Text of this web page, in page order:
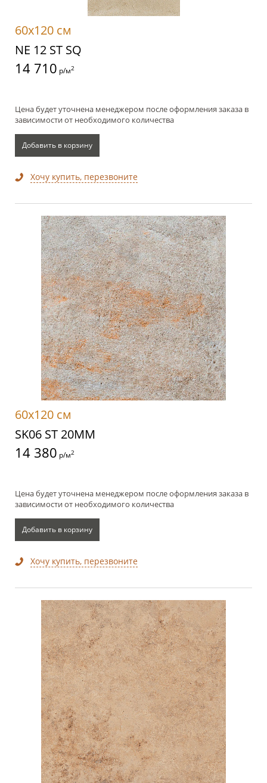
60x120 см
NE 12 ST SQ
14 710 р/м2
Цена будет уточнена менеджером после оформления заказа в
зависимости от необходимого количества
Добавить в корзину
Хочу купить, перезвоните
60x120 см
SK06 ST 20ММ
14 380 р/м2
Цена будет уточнена менеджером после оформления заказа в
зависимости от необходимого количества
Добавить в корзину
Хочу купить, перезвоните